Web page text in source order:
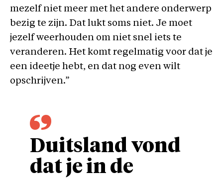
mezelf niet meer met het andere onderwerp
bezig te zijn. Dat lukt soms niet. Je moet
jezelf weerhouden om niet snel iets te
veranderen. Het komt regelmatig voor dat je
een ideetje hebt, en dat nog even wilt
opschrijven.”
Duitsland vond
dat je in de